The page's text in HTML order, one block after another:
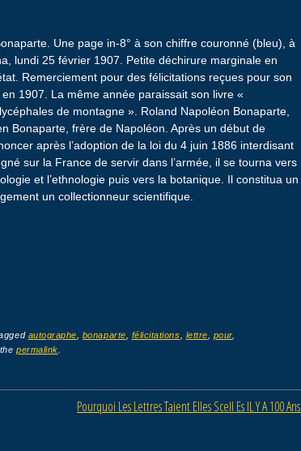
Une page in-8° à son chiffre couronné (bleu), à
lundi 25 février 1907. Petite déchirure marginale en
Remerciement pour des félicitations reçues pour son
1907. La même année paraissait son livre «
de montagne ». Roland Napoléon Bonaparte,
Bonaparte, frère de Napoléon. Après un début de
après l’adoption de la loi du 4 juin 1886 interdisant
sur la France de servir dans l’armée, il se tourna vers
et l’ethnologie puis vers la botanique. Il constitua un
un collectionneur scientifique.
autographe bonaparte félicitations lettre pour,
thepermalink
Pourquoi Les Lettres Taient Elles Scell Es IL Y A 100 Ans